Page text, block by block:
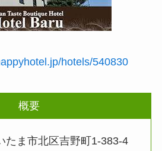
hotels/540830
概要
たま市北区吉野町1-383-4